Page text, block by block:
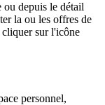
ou depuis le détail
la ou les offres de
sur l'icône
personnel,